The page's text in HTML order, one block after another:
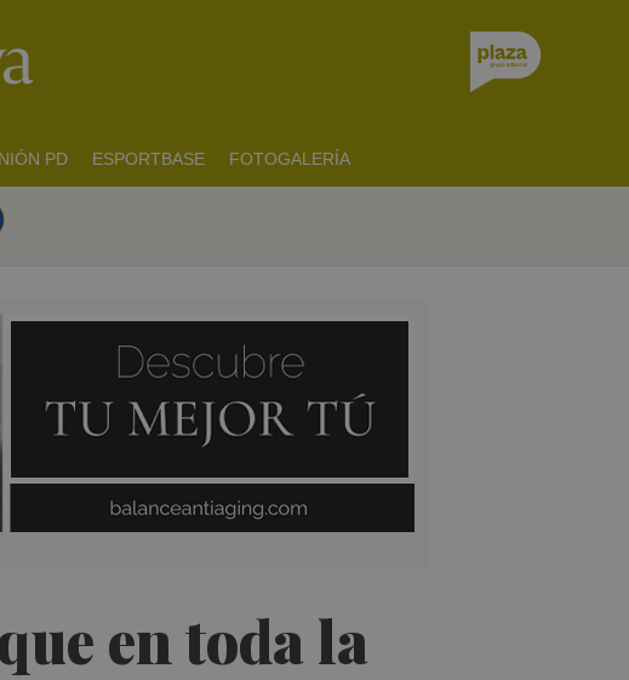
PD ESPORTBASE FOTOGALERÍA
en toda la